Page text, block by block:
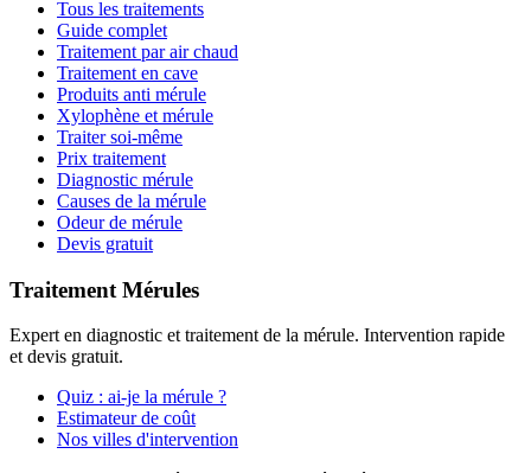
Tous les traitements
Guide complet
Traitement par air chaud
Traitement en cave
Produits anti mérule
Xylophène et mérule
Traiter soi-même
Prix traitement
Diagnostic mérule
Causes de la mérule
Odeur de mérule
Devis gratuit
Traitement Mérules
Expert en diagnostic et traitement de la mérule. Intervention rapide
et devis gratuit.
Quiz : ai-je la mérule ?
Estimateur de coût
Nos villes d'intervention